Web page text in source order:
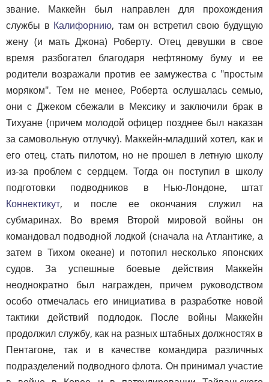
звание. Маккейн был направлен для прохождения
службы в Калифорнию, там он встретил свою будущую
жену (и мать Джона) Роберту. Отец девушки в свое
время разбогател благодаря нефтяному буму и ее
родители возражали против ее замужества с "простым
моряком". Тем не менее, Роберта ослушалась семью,
они с Джеком сбежали в Мексику и заключили брак в
Тихуане (причем молодой офицер позднее был наказан
за самовольную отлучку). Маккейн-младший хотел, как и
его отец, стать пилотом, но не прошел в летную школу
из-за проблем с сердцем. Тогда он поступил в школу
подготовки подводников в Нью-Лондоне, штат
Коннектикут, и после ее окончания служил на
субмаринах. Во время Второй мировой войны он
командовал подводной лодкой (сначала на Атлантике, а
затем в Тихом океане) и потопил несколько японских
судов. За успешные боевые действия Маккейн
неоднократно был награжден, причем руководством
особо отмечалась его инициатива в разработке новой
тактики действий подлодок. После войны Маккейн
продолжил службу, как на разных штабных должностях в
Пентагоне, так и в качестве командира различных
подразделений подводного флота. Он принимал участие